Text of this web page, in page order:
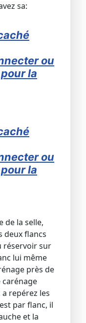
sa:
ou
la
ou
la
de la selle,
deux flancs
réservoir sur
lui même
près de
carénage
repérez les
par flanc, il
et la